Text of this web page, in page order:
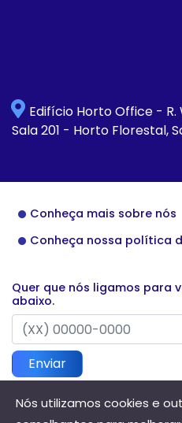
Edifício Horto Office -
Sala 201 - Horto Florestal,
Conheça mais sobre nós
Conheça nossa política
Quer que nós ligamos para
abaixo.
Enviar
Nós utilizamos cookies e